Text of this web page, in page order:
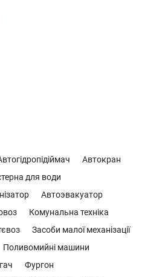
Автокран
для води
Автоэвакуатор
Комунальна техніка
Засоби малої механізації
Поливомийні машини
Фургон